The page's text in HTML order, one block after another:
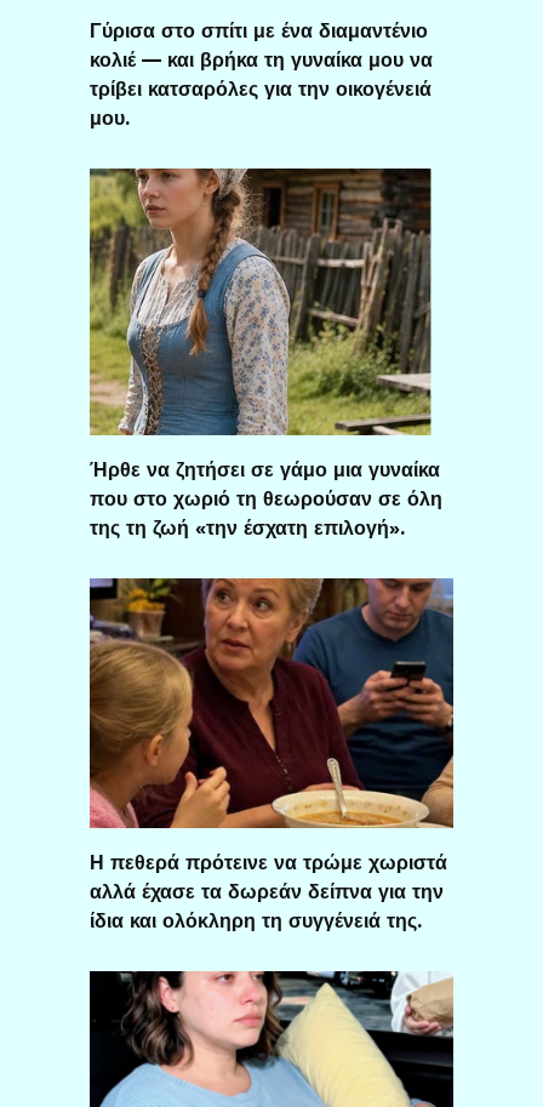
Γύρισα στο σπίτι με ένα διαμαντένιο
κολιέ — και βρήκα τη γυναίκα μου να
τρίβει κατσαρόλες για την οικογένειά
μου.
Ήρθε να ζητήσει σε γάμο μια γυναίκα
που στο χωριό τη θεωρούσαν σε όλη
της τη ζωή «την έσχατη επιλογή».
Η πεθερά πρότεινε να τρώμε χωριστά
αλλά έχασε τα δωρεάν δείπνα για την
ίδια και ολόκληρη τη συγγένειά της.